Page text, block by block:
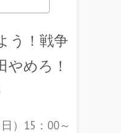
う！戦争
やめろ！
）15：00～